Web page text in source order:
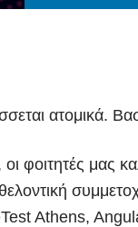
ατομικά.
φοιτητές μας
Athens,
ΑΠΟΡΡΗΤΟΥ
ALL RIGHTS RESERVED.